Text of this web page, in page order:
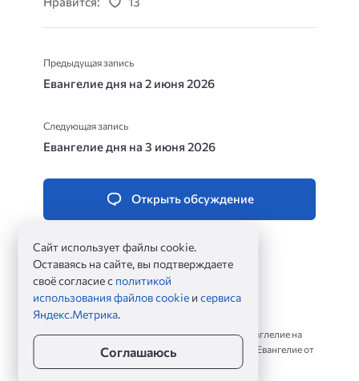
Предыдущая запись
Евангелие дня на 2 июня 2026
Следующая запись
Евангелие дня на 3 июня 2026
Открыть обсуждение
Евангельские чтения на каждый день. Читать Еваглелие на
сегодня по зачалам, по главам и стихам. Чтение Евангелие от
Сайт использует файлы cookie.
Оставаясь на сайте, вы подтверждаете
своё согласие с политикой
использования файлов cookie исервиса
Яндекс.Метрика.
Соглашаюсь